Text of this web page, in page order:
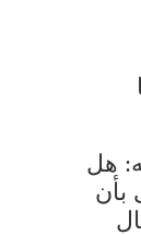
هل
بأن